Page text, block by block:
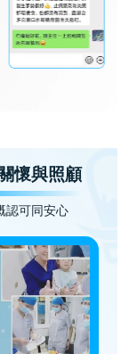
懷與照顧
認可同安心